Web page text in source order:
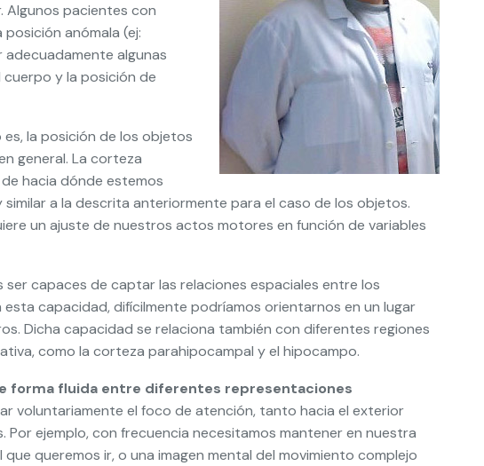
Algunos pacientes con
anómala (ej:
algunas
y la posición de
es, la posición de los objetos
general. La corteza
hacia dónde estemos
similar a la descrita anteriormente para el caso de los objetos.
un ajuste de nuestros actos motores en función de variables
ser capaces de captar las relaciones espaciales entre los
capacidad, difícilmente podríamos orientarnos en un lugar
Dicha capacidad se relaciona también con diferentes regiones
como la corteza parahipocampal y el hipocampo.
forma fluida entre diferentes representaciones
voluntariamente el foco de atención, tanto hacia el exterior
Por ejemplo, con frecuencia necesitamos mantener en nuestra
queremos ir, o una imagen mental del movimiento complejo